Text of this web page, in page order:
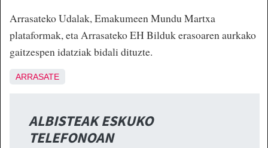
Arrasateko Udalak, Emakumeen Mundu Martxa
plataformak, eta Arrasateko EH Bilduk erasoaren aurkako
gaitzespen idatziak bidali dituzte.
ARRASATE
ALBISTEAK ESKUKO
TELEFONOAN